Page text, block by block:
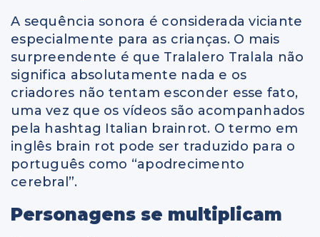
A sequência sonora é considerada viciante
especialmente para as crianças. O mais
surpreendente é que Tralalero Tralala não
significa absolutamente nada e os
criadores não tentam esconder esse fato,
uma vez que os vídeos são acompanhados
pela hashtag Italian brainrot. O termo em
inglês brain rot pode ser traduzido para o
português como “apodrecimento
cerebral”.
Personagens se multiplicam